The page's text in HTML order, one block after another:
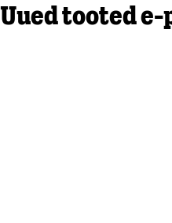
Uued tooted e-